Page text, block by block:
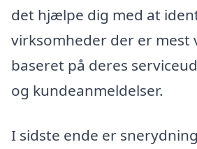
det hjælpe dig med at
virksomheder der er
baseret på deres
og kundeanmeldelser.
I sidste ende er